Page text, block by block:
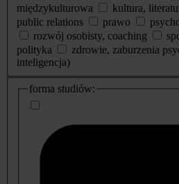
międzykulturowa
kultura,
public relations
prawo
rozwój osobisty, coaching
polityka
zdrowie, zaburzenia
inteligencja)
dodatkowe
informacje
forma studiów: